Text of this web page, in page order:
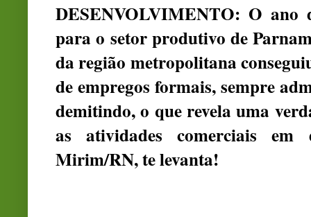
DESENVOLVIMENTO: O ano
para o setor produtivo de
da região metropolitana
de empregos formais, sempre
demitindo, o que revela uma
as atividades comerciais em
Mirim/RN, te levanta!